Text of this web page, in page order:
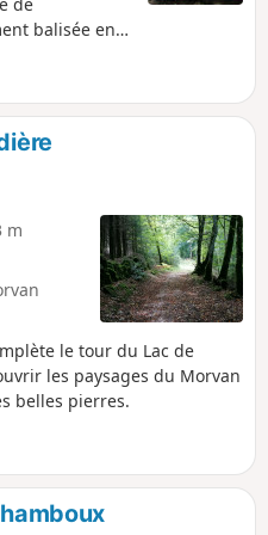
balisée en
m
le tour du Lac de
les paysages du Morvan
belles pierres.